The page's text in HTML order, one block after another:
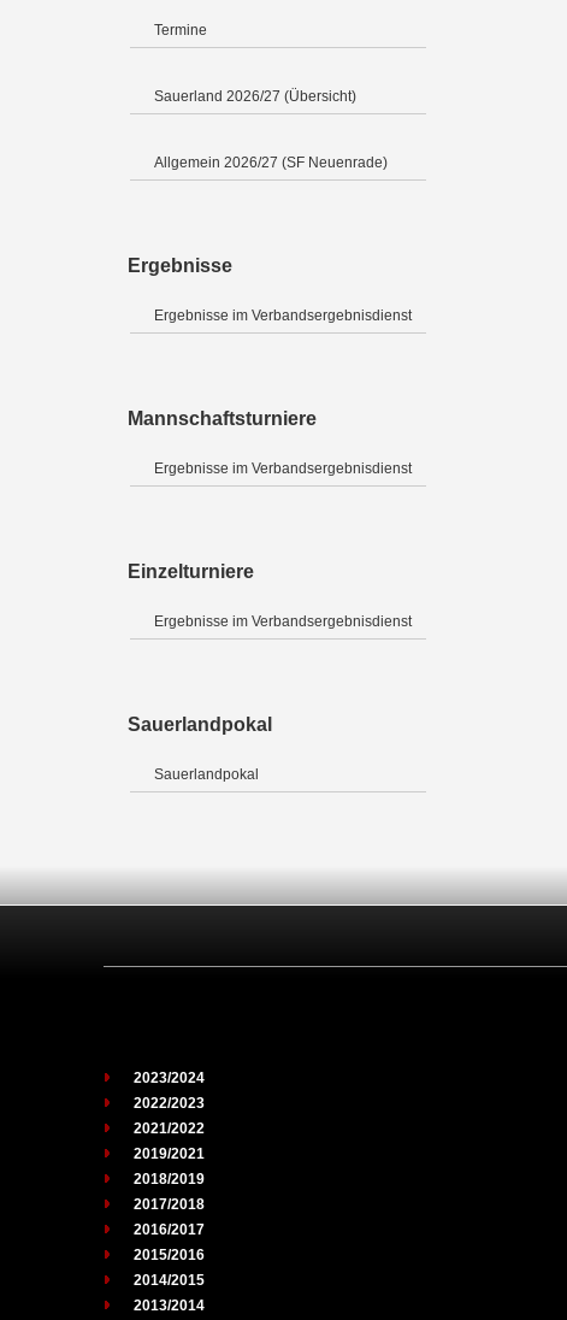
Termine
Sauerland 2026/27 (Übersicht)
Allgemein 2026/27 (SF Neuenrade)
Ergebnisse
Ergebnisse im Verbandsergebnisdienst
Mannschaftsturniere
Ergebnisse im Verbandsergebnisdienst
Einzelturniere
Ergebnisse im Verbandsergebnisdienst
Sauerlandpokal
Sauerlandpokal
2023/2024
2022/2023
2021/2022
2019/2021
2018/2019
2017/2018
2016/2017
2015/2016
2014/2015
2013/2014